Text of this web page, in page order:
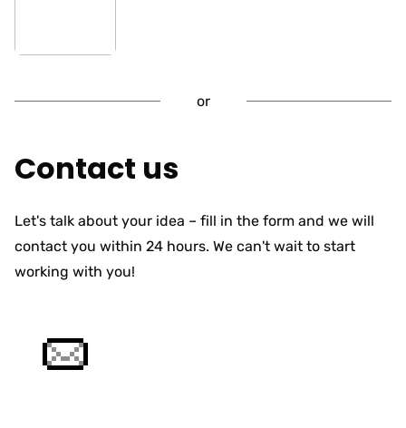
or
Contact us
Let's talk about your idea – fill in the form and we will
contact you within 24 hours. We can't wait to start
working with you!